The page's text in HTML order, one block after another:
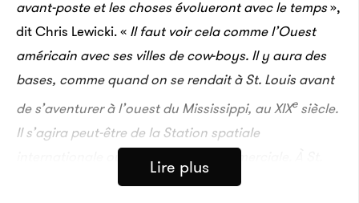
avant-poste et les choses évolueront avec le temps»,
dit Chris Lewicki. « Il faut voir cela comme l’Ouest
américain avec ses villes de cow-boys. Il y aura des
bases, comme quand on se rendait à St. Louis avant
de s’aventurer à l’ouest du Mississippi, au XIXesiècle.
Il s’agira peut-être de la Station spatiale
internationale ou d’une station commerciale. À St.
Louis, on faisait le plein de provisions et
Lire plus